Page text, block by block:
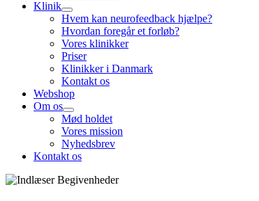
Klinik
Hvem kan neurofeedback hjælpe?
Hvordan foregår et forløb?
Vores klinikker
Priser
Klinikker i Danmark
Kontakt os
Webshop
Om os
Mød holdet
Vores mission
Nyhedsbrev
Kontakt os